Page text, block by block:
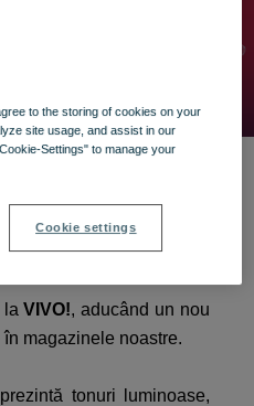
VIVO! ❄️​
laVIVO!, aducând un nou
magazinele noastre.​
tonuri luminoase,
to the storing of cookies on your
site usage, and assist in our
Settings" to manage your
Cookie settings